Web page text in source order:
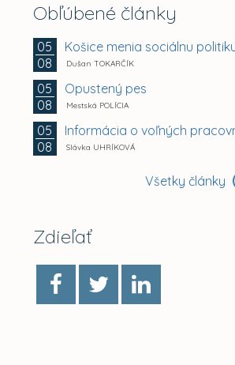
Obľúbené články
05
08
Dušan TOKARČÍK
05
08
Opustený pes
Mestská POLÍCIA
05
08
Slávka UHRÍKOVÁ
Všetky články
Zdieľať